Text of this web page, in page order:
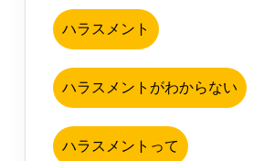
ハラスメント
ハラスメントがわからない
ハラスメントって